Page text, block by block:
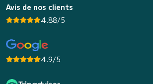
Avis de nos clients
4.88/5
4.9/5